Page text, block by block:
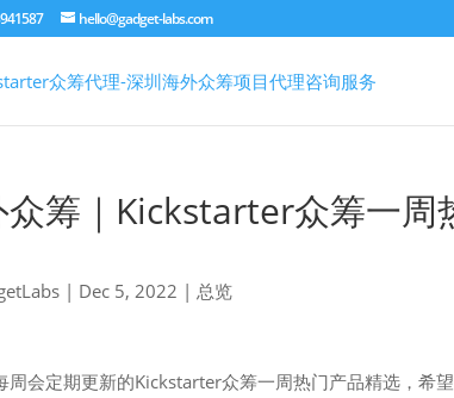
hello@gadget-labs.com
众筹｜Kickstarter众筹一周
| Dec 5, 2022 |总览
周会定期更新的Kickstarter众筹一周热门产品精选，希